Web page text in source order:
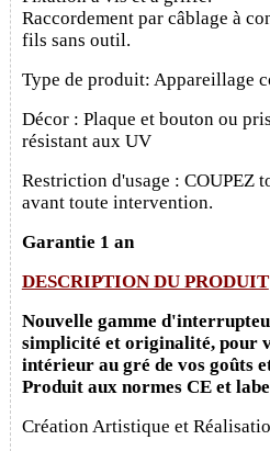
Raccordement par câblage à
fils sans outil.
Type de produit: Appareillage
Décor : Plaque et bouton ou
résistant aux UV
Restriction d'usage : COUPEZ
avant toute intervention.
Garantie 1 an
DESCRIPTION DU PRODUIT
Nouvelle gamme
simplicité et originalité, pour
intérieur au gré de vos goûts
Produit aux normes CE et
Création Artistique et